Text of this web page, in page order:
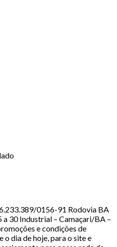
0156-91 Rodovia BA
a 30 Industrial – Camaçari/BA –
e condições de
dia de hoje, para o site e